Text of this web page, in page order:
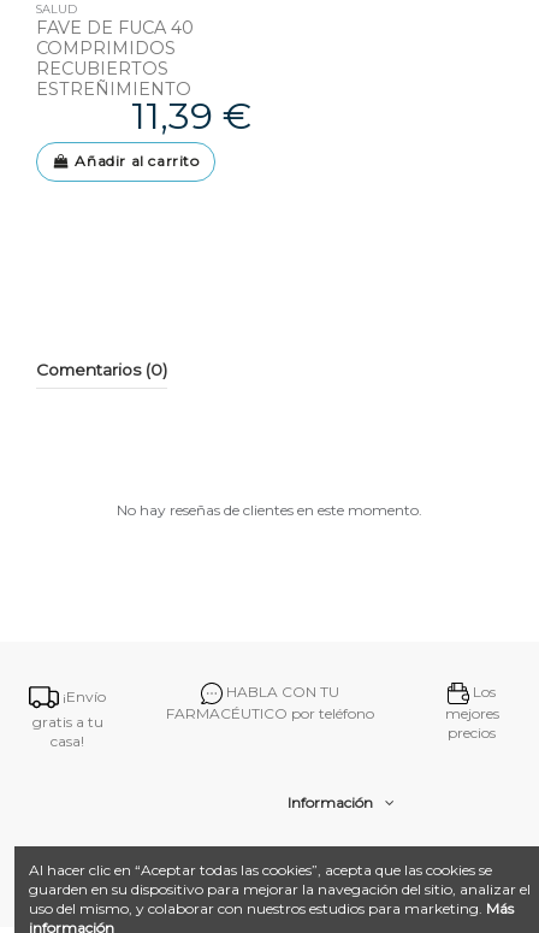
SALUD
FAVE DE FUCA 40
COMPRIMIDOS
RECUBIERTOS
ESTREÑIMIENTO
11,39 €
Añadir al carrito
Comentarios (0)
No hay reseñas de clientes en este momento.
¡Envío
gratis a tu
casa!
HABLA CON TU
FARMACÉUTICO por teléfono
Los
mejores
precios
Información
Al hacer clic en “Aceptar todas las cookies”, acepta que las cookies se
guarden en su dispositivo para mejorar la navegación del sitio, analizar el
uso del mismo, y colaborar con nuestros estudios para marketing. Más
información